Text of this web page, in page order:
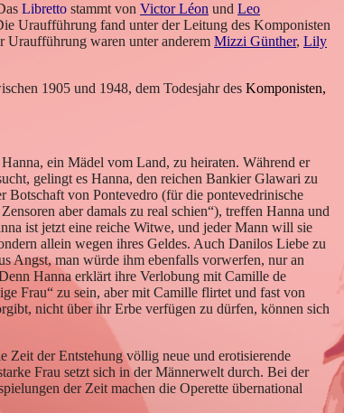
Libretto stammt von Victor Léon und Leo
Uraufführung fand unter der Leitung des Komponisten
Uraufführung waren unter anderem Mizzi Günther, Lily
1905 und 1948, dem Todesjahr des Komponisten,
ein Mädel vom Land, zu heiraten. Während er
gelingt es Hanna, den reichen BankierGlawari zu
Botschaft von Pontevedro (für die pontevedrinische
aber damals zu real schien“), treffen Hanna und
ist jetzt eine reiche Witwe, und jeder Mann will sie
allein wegen ihres Geldes. Auch Danilos Liebe zu
Angst, man würde ihm ebenfalls vorwerfen, nur an
Hanna erklärt ihre Verlobung mit Camille de
Frau“ zu sein, aber mit Camille flirtet und fast von
nicht über ihr Erbe verfügen zu dürfen, können sich
Zeit der Entstehung völlig neue und erotisierende
Frau setzt sich in der Männerwelt durch. Bei der
der Zeit machen die Operette übernational